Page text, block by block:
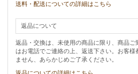
送料・配送についての詳細はこちら
返品について
返品・交換は、未使用の商品に限り、商品ご
はお電話でご連絡の上、返送下さい。お客様
ません、あらかじめご了承ください。